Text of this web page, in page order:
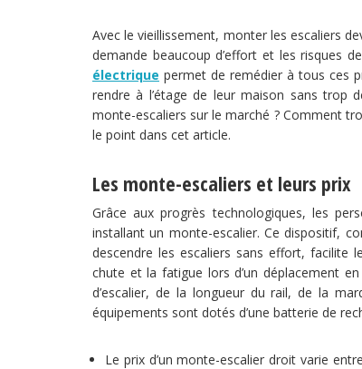
Avec le vieillissement, monter les escaliers
demande beaucoup d’effort et les risques
électrique permet de remédier à tous ces
rendre à l’étage de leur maison sans trop
monte-escaliers sur le marché ? Comment
le point dans cet article.
Les monte-escaliers et leurs prix
Grâce aux progrès technologiques, les
installant un monte-escalier. Ce dispositif,
descendre les escaliers sans effort, facilite
chute et la fatigue lors d’un déplacement
d’escalier, de la longueur du rail, de la
équipements sont dotés d’une batterie de
Le prix d’un monte-escalier droit varie